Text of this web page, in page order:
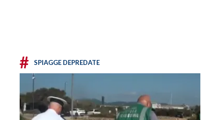
# SPIAGGE DEPREDATE